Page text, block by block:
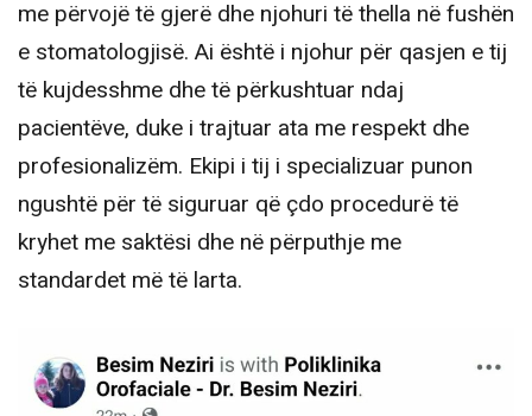
me përvojë të gjerë dhe njohuri të thella në fushën
e stomatologjisë. Ai është i njohur për qasjen e tij
të kujdesshme dhe të përkushtuar ndaj
pacientëve, duke i trajtuar ata me respekt dhe
profesionalizëm. Ekipi i tij i specializuar punon
ngushtë për të siguruar që çdo procedurë të
kryhet me saktësi dhe në përputhje me
standardet më të larta.